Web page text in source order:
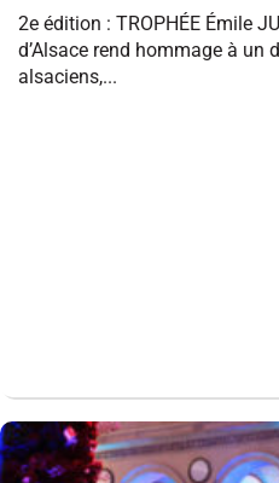
2e édition : TROPHÉE Émile
d’Alsace rend hommage à un
alsaciens,...